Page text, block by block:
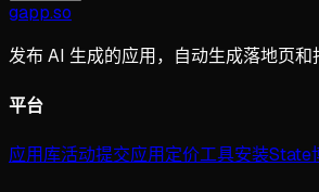
gapp.so
发布 AI 生成的应用，自动生成落地页和
平台
应用库活动提交应用定价工具安装State